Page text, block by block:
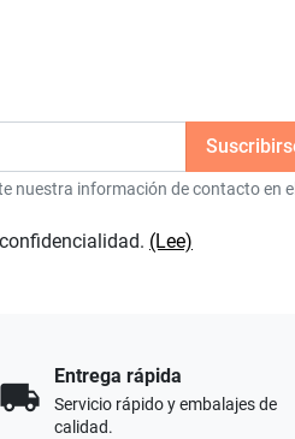
nuestra información de contacto en el
(Lee)
local_shipping
Entrega rápida
Servicio rápido y embalajes de
calidad.